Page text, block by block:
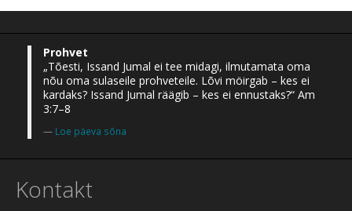
Prohvet
„Tõesti, Issand Jumal ei tee midagi, ilmutamata oma
nõu oma sulaseile prohveteile. Lõvi möirgab – kes ei
kardaks? Issand Jumal räägib – kes ei ennustaks?“ Am
3:7–8
Loe päeva sõna
Kontakt